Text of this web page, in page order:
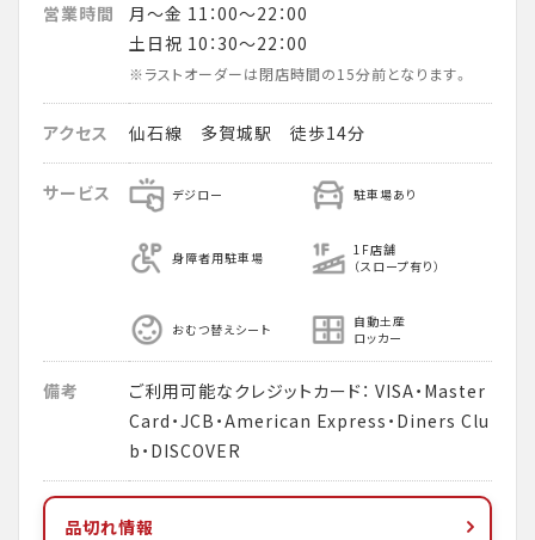
営業時間
月～金 11：00～22：00
土日祝 10：30～22：00
※ラストオーダーは閉店時間の15分前となります。
アクセス 仙石線 多賀城駅 徒歩14分
サービス デジロー 駐車場あり
身障者用駐車場
1F店舗
（スロープ有り）
おむつ替えシート
自動土産
ロッカー
備考
ご利用可能なクレジットカード： VISA・Master
Card・JCB・American Express・Diners Clu
b・DISCOVER
品切れ情報